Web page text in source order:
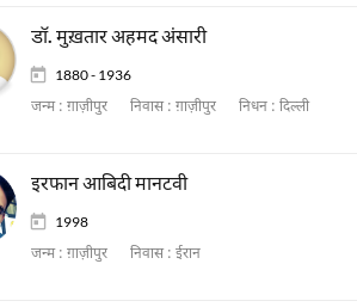
डॉ. मुख़तार अहमद अंसारी
1880 - 1936
जन्म : ग़ाज़ीपुर निवास : ग़ाज़ीपुर निधन : दिल्ली
इरफान आबिदी मानटवी
1998
जन्म : ग़ाज़ीपुर निवास : ईरान